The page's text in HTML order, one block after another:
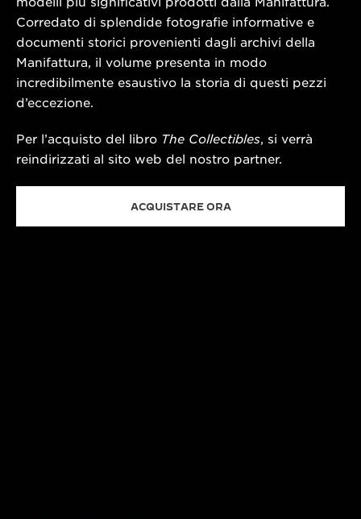
Corredato di splendide fotografie informative e
documenti storici provenienti dagli archivi della
Manifattura, il volume presenta in modo
incredibilmente esaustivo la storia di questi pezzi
d’eccezione.
Per l’acquisto del libro The Collectibles, si verrà
reindirizzati al sito web del nostro partner.
ACQUISTARE ORA